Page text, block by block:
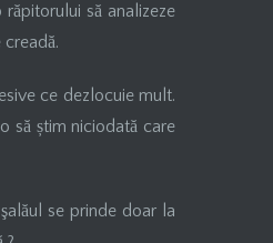
să analizeze
ce dezlocuie mult.
să știm niciodată care
se prinde doar la